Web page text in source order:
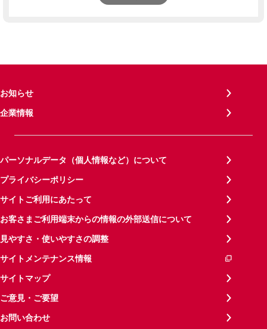
お知らせ
企業情報
パーソナルデータ（個人情報など）について
プライバシーポリシー
サイトご利用にあたって
お客さまご利用端末からの情報の外部送信について
見やすさ・使いやすさの調整
サイトメンテナンス情報
サイトマップ
ご意見・ご要望
お問い合わせ